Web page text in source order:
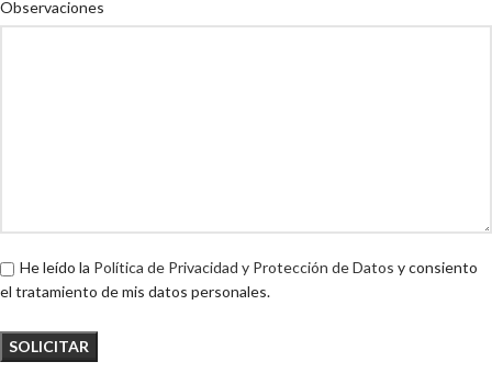
Observaciones
He leído la Política de Privacidad y Protección de Datos y consiento
el tratamiento de mis datos personales.